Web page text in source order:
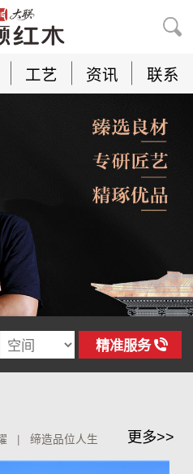
工艺 资讯 联系
| 缔造品位人生 更多>>